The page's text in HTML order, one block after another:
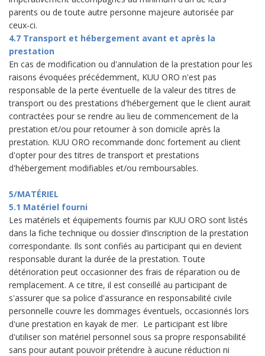
parents ou de toute autre personne majeure autorisée par
ceux-ci.
4.7 Transport et hébergement avant et après la
prestation
En cas de modification ou d'annulation de la prestation pour les
raisons évoquées précédemment, KUU ORO n'est pas
responsable de la perte éventuelle de la valeur des titres de
transport ou des prestations d'hébergement que le client aurait
contractées pour se rendre au lieu de commencement de la
prestation et/ou pour retourner à son domicile après la
prestation. KUU ORO recommande donc fortement au client
d'opter pour des titres de transport et prestations
d'hébergement modifiables et/ou remboursables.
5/MATÉRIEL
5.1 Matériel fourni
Les matériels et équipements fournis par KUU ORO sont listés
dans la fiche technique ou dossier d’inscription de la prestation
correspondante. Ils sont confiés au participant qui en devient
responsable durant la durée de la prestation. Toute
détérioration peut occasionner des frais de réparation ou de
remplacement. A ce titre, il est conseillé au participant de
s'assurer que sa police d'assurance en responsabilité civile
personnelle couvre les dommages éventuels, occasionnés lors
d'une prestation en kayak de mer. Le participant est libre
d'utiliser son matériel personnel sous sa propre responsabilité
sans pour autant pouvoir prétendre à aucune réduction ni